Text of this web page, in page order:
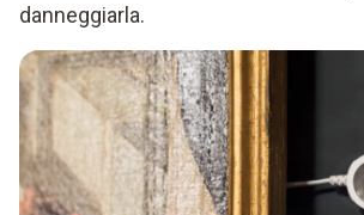
danneggiarla.